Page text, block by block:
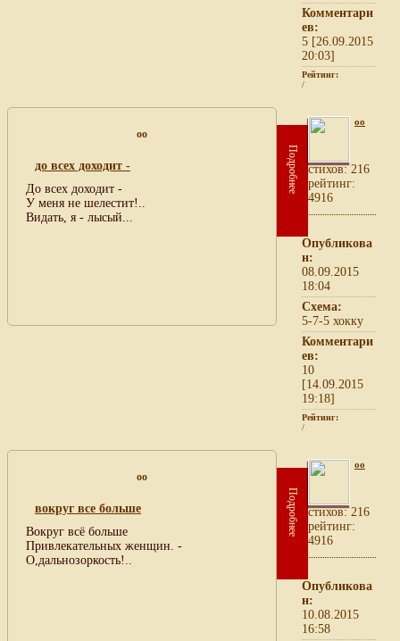
Комментари
ев:
5 [26.09.2015
20:03]
Рейтинг:
/
oo
до всех доходит -
До всех доходит -
У меня не шелестит!..
Видать, я - лысый...
Подробнее
oo
cтихов: 216
рейтинг:
4916
Опубликова
н:
08.09.2015
18:04
Схема:
5-7-5 хокку
Комментари
ев:
10
[14.09.2015
19:18]
Рейтинг:
/
oo
вокруг все больше
Вокруг всё больше
Привлекательных женщин. -
О,дальнозоркость!..
Подробнее
oo
cтихов: 216
рейтинг:
4916
Опубликова
н:
10.08.2015
16:58